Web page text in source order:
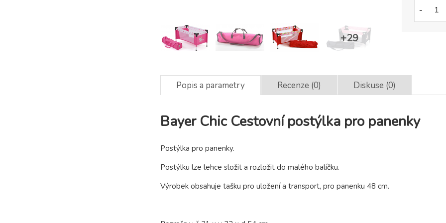
-
Popis a parametry Recenze (0) Diskuse (0)
Bayer Chic Cestovní postýlka pro panenky
Postýlka pro panenky.
Postýlku lze lehce složit a rozložit do malého balíčku.
Výrobek obsahuje tašku pro uložení a transport, pro panenku 48 cm.